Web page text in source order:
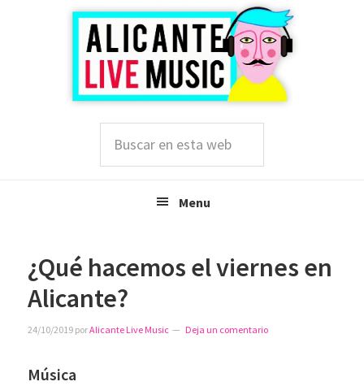
esta
Menu
¿Qué hacemos el viernes en
Alicante?
24/10/2019 porAlicante Live Music Deja un comentario
Música